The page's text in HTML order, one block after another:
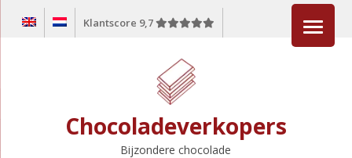
Klantscore 9,7
Chocoladeverkopers
Bijzondere chocolade